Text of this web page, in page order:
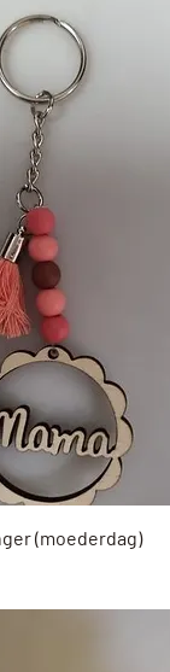
Snel overzicht
(moederdag)